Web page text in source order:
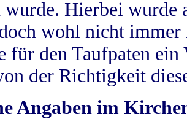
wurde. Hierbei wurde
wohl nicht
für den Taufpaten
der Richtigkeit
Angaben im